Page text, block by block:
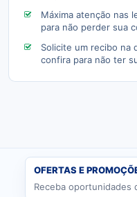
Máxima atenção nas
para não perder sua
Solicite um recibo na
confira para não ter
OFERTAS E
Receba oportunidades